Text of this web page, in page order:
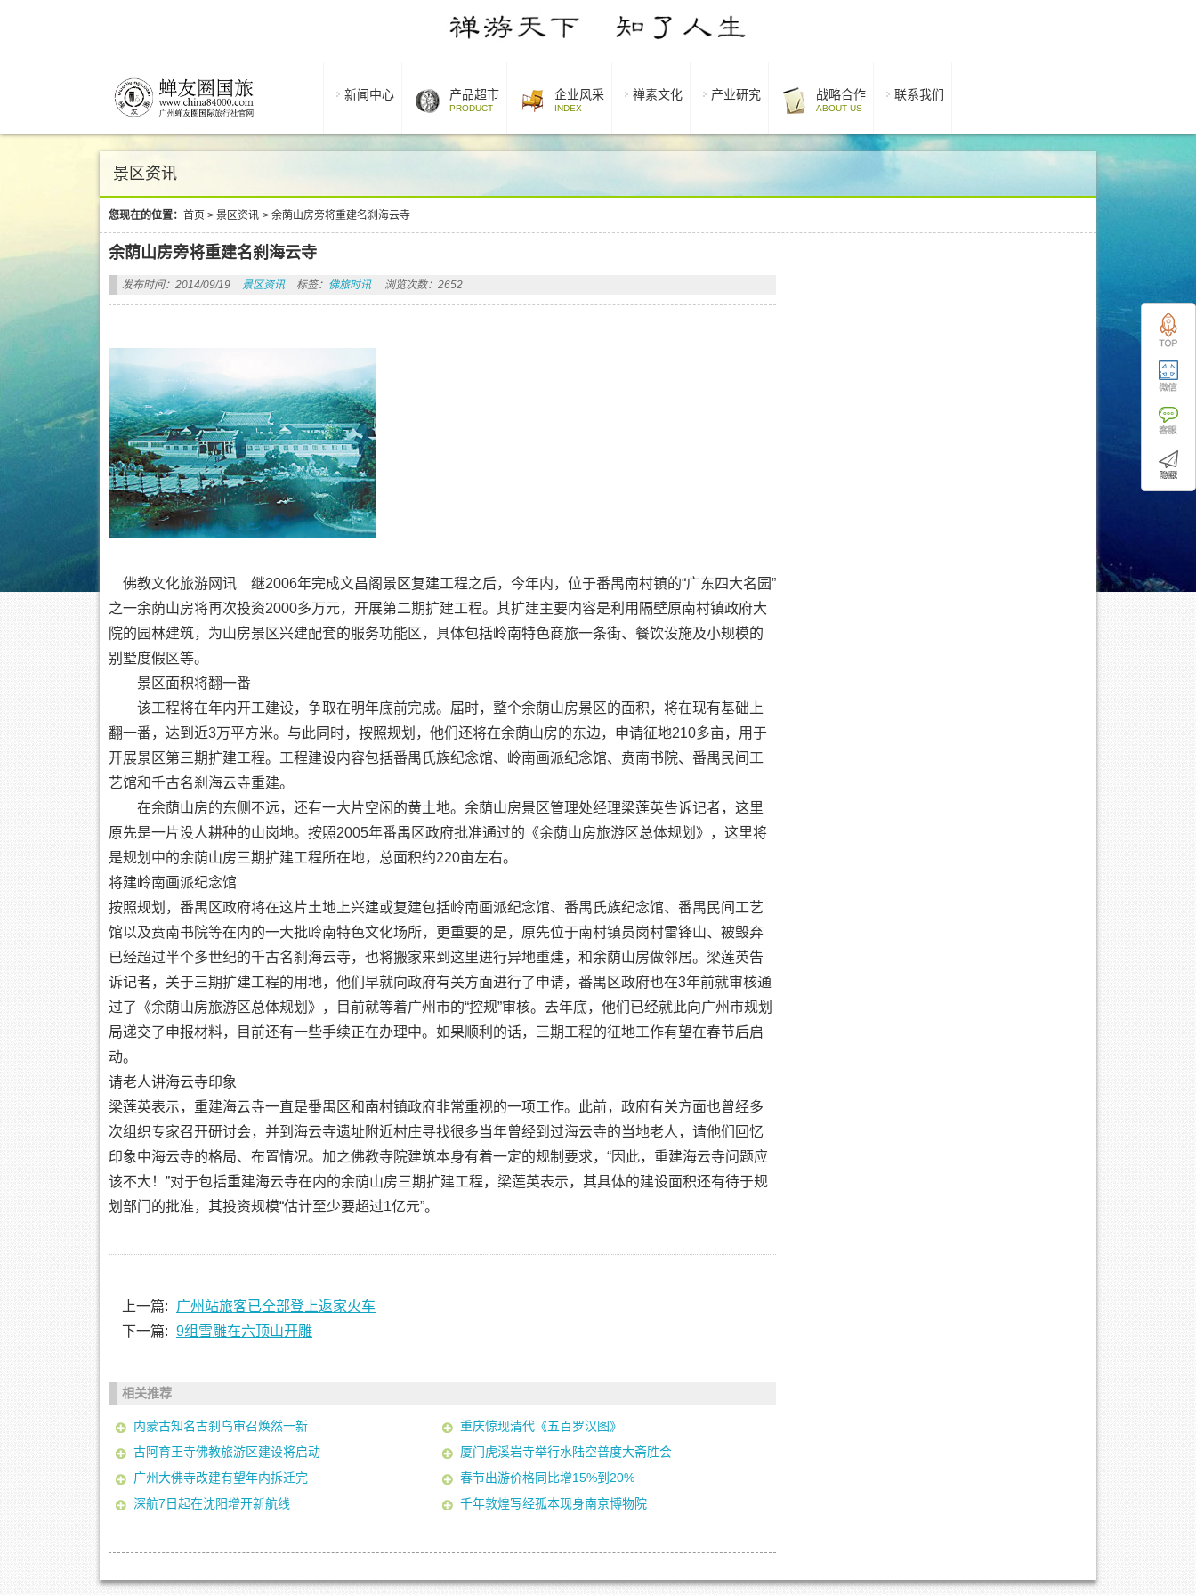
新闻中心 产品超市
PRODUCT
企业风采
INDEX
禅素文化 产业研究 战略合作
ABOUT US
联系我们
景区资讯
您现在的位置： 首页 > 景区资讯 > 余荫山房旁将重建名刹海云寺
余荫山房旁将重建名刹海云寺
发布时间：2014/09/19 景区资讯 标签： 佛旅时讯 浏览次数：2652
佛教文化旅游网讯 继2006年完成文昌阁景区复建工程之后，今年内，位于番禺南村镇的“广东四大名园”
之一余荫山房将再次投资2000多万元，开展第二期扩建工程。其扩建主要内容是利用隔壁原南村镇政府大
院的园林建筑，为山房景区兴建配套的服务功能区，具体包括岭南特色商旅一条街、餐饮设施及小规模的
别墅度假区等。
景区面积将翻一番
该工程将在年内开工建设，争取在明年底前完成。届时，整个余荫山房景区的面积，将在现有基础上
翻一番，达到近3万平方米。与此同时，按照规划，他们还将在余荫山房的东边，申请征地210多亩，用于
开展景区第三期扩建工程。工程建设内容包括番禺氏族纪念馆、岭南画派纪念馆、贲南书院、番禺民间工
艺馆和千古名刹海云寺重建。
在余荫山房的东侧不远，还有一大片空闲的黄土地。余荫山房景区管理处经理梁莲英告诉记者，这里
原先是一片没人耕种的山岗地。按照2005年番禺区政府批准通过的《余荫山房旅游区总体规划》，这里将
是规划中的余荫山房三期扩建工程所在地，总面积约220亩左右。
将建岭南画派纪念馆
按照规划，番禺区政府将在这片土地上兴建或复建包括岭南画派纪念馆、番禺氏族纪念馆、番禺民间工艺
馆以及贲南书院等在内的一大批岭南特色文化场所，更重要的是，原先位于南村镇员岗村雷锋山、被毁弃
已经超过半个多世纪的千古名刹海云寺，也将搬家来到这里进行异地重建，和余荫山房做邻居。梁莲英告
诉记者，关于三期扩建工程的用地，他们早就向政府有关方面进行了申请，番禺区政府也在3年前就审核通
过了《余荫山房旅游区总体规划》，目前就等着广州市的“控规”审核。去年底，他们已经就此向广州市规划
局递交了申报材料，目前还有一些手续正在办理中。如果顺利的话，三期工程的征地工作有望在春节后启
动。
请老人讲海云寺印象
梁莲英表示，重建海云寺一直是番禺区和南村镇政府非常重视的一项工作。此前，政府有关方面也曾经多
次组织专家召开研讨会，并到海云寺遗址附近村庄寻找很多当年曾经到过海云寺的当地老人，请他们回忆
印象中海云寺的格局、布置情况。加之佛教寺院建筑本身有着一定的规制要求，“因此，重建海云寺问题应
该不大！”对于包括重建海云寺在内的余荫山房三期扩建工程，梁莲英表示，其具体的建设面积还有待于规
划部门的批准，其投资规模“估计至少要超过1亿元”。
上一篇:
广州站旅客已全部登上返家火车
下一篇: 9组雪雕在六顶山开雕
相关推荐
内蒙古知名古刹乌审召焕然一新
重庆惊现清代《五百罗汉图》
古阿育王寺佛教旅游区建设将启动
厦门虎溪岩寺举行水陆空普度大斋胜会
广州大佛寺改建有望年内拆迁完
春节出游价格同比增15%到20%
深航7日起在沈阳增开新航线
千年敦煌写经孤本现身南京博物院